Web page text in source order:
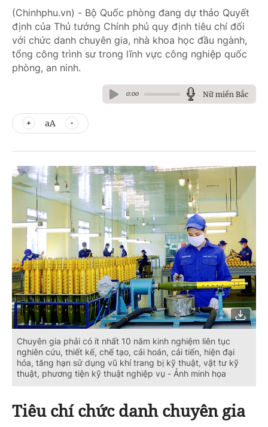
(Chinhphu.vn) - Bộ Quốc phòng đang dự thảo Quyết
định của Thủ tướng Chính phủ quy định tiêu chí đối
với chức danh chuyên gia, nhà khoa học đầu ngành,
tổng công trình sư trong lĩnh vực công nghiệp quốc
phòng, an ninh.
0:00 Nữ miền Bắc
aA
Chuyên gia phải có ít nhất 10 năm kinh nghiệm liên tục
nghiên cứu, thiết kế, chế tạo, cải hoán, cải tiến, hiện đại
hóa, tăng hạn sử dụng vũ khí trang bị kỹ thuật, vật tư kỹ
thuật, phương tiện kỹ thuật nghiệp vụ - Ảnh minh họa
Tiêu chí chức danh chuyên gia